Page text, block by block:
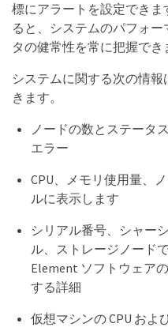
標にアラートを設定できま
ると、システムのパフォ
タの健常性を常に把握でき
システムに関する次の情報
きます。
ノードの数とステータ
エラー
CPU、メモリ使用量、
ルに表示します
シリアル番号、シャー
ル、ストレージノード
Element ソフトウェア
する詳細
仮想マシンの CPU およ